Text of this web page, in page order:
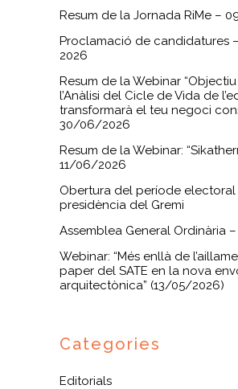
Resum de la Jornada RiMe –
Proclamació de candidatures
2026
Resum de la Webinar
l’Anàlisi del Cicle de Vida de
transformarà el teu negoci
30/06/2026
Resum de la Webinar:
11/06/2026
Obertura del període electoral
presidència del Gremi
Assemblea General Ordinària
Webinar: “Més enllà de
paper del SATE en la nova
arquitectònica” (13/05/2026)
Categories
Editorials